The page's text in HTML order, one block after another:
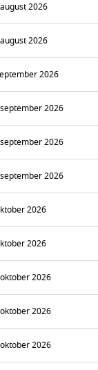
2026
2026
2026
2026
2026
2026
2026
2026
2026
2026
2026